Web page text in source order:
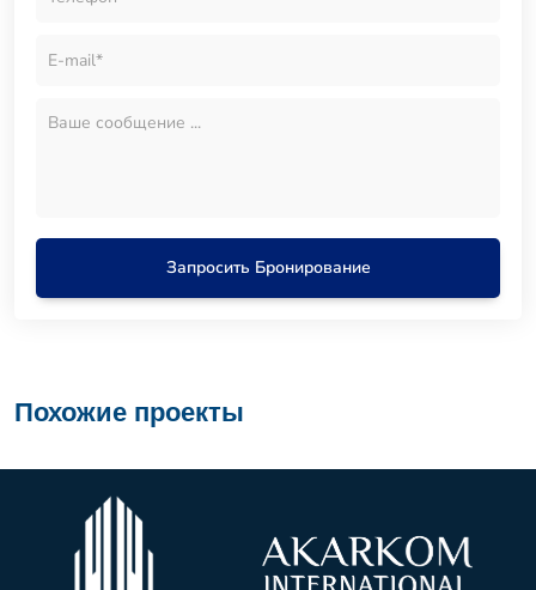
Запросить Бронирование
Похожие проекты